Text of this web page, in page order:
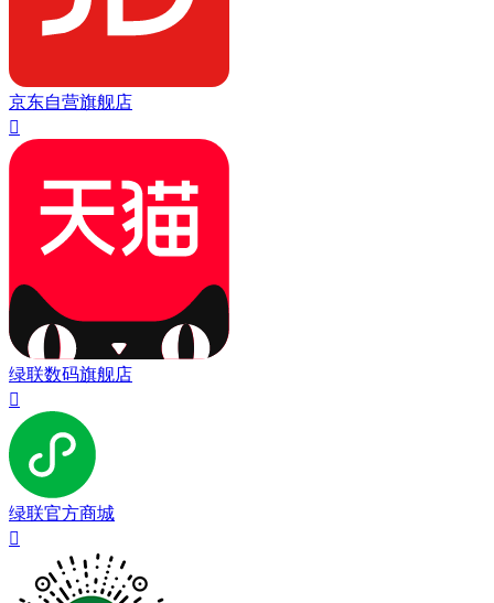
京东自营旗舰店

绿联数码旗舰店

绿联官方商城
